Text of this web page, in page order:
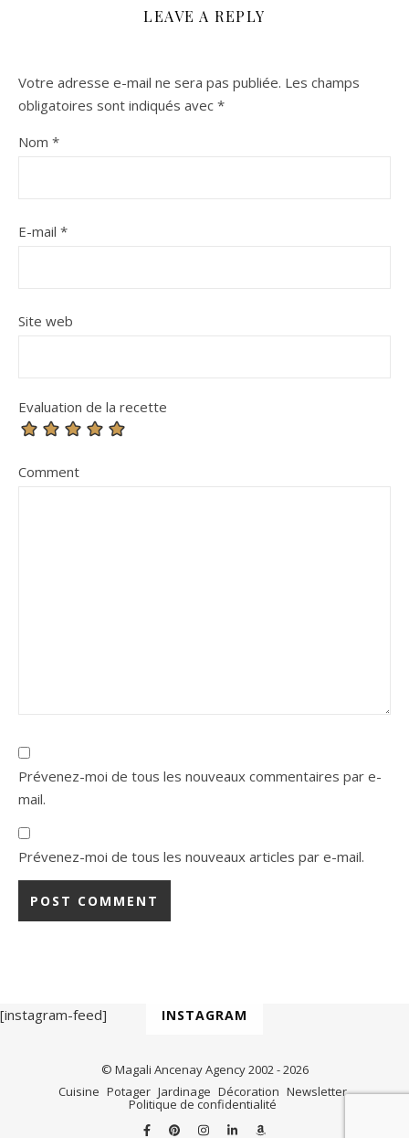
LEAVE A REPLY
Votre adresse e-mail ne sera pas publiée. Les champs
obligatoires sont indiqués avec *
Nom *
E-mail *
Site web
Evaluation de la recette
Comment
Prévenez-moi de tous les nouveaux commentaires par e-
mail.
Prévenez-moi de tous les nouveaux articles par e-mail.
INSTAGRAM
[instagram-feed]
© Magali Ancenay Agency 2002 - 2026
Cuisine Potager Jardinage Décoration Newsletter
Politique de confidentialité